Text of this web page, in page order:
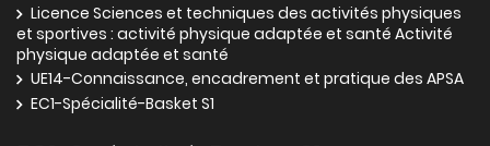
Licence Sciences et techniques des activités physiques
et sportives : activité physique adaptée et santé Activité
physique adaptée et santé
UE14-Connaissance, encadrement et pratique des APSA
EC1-Spécialité-Basket S1